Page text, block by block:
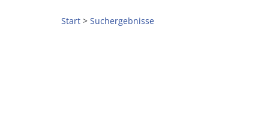
Start Suchergebnisse